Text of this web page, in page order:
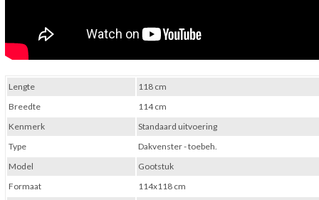
Lengte
118 cm
Breedte
114 cm
Kenmerk
Standaard uitvoering
Type
Dakvenster - toebeh.
Model
Gootstuk
Formaat
114x118 cm